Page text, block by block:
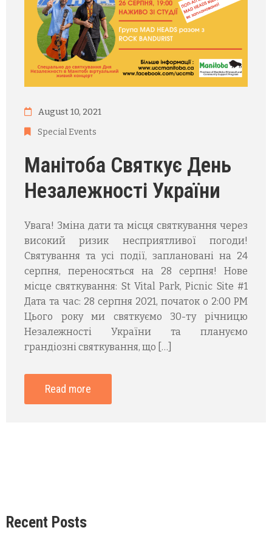
August 10, 2021
Special Events
Манітоба Святкує День
Незалежності України
Увага! Зміна дати та місця святкування через
високий ризик несприятливої погоди!
Святування та усі події, заплановані на 24
серпня, переносяться на 28 серпня! Нове
місце святкування: St Vital Park, Picnic Site #1
Дата та час: 28 серпня 2021, початок о 2:00 PM
Цього року ми святкуємо 30-ту річницю
Незалежності України та плануємо
грандіозні святкування, що […]
Read more
Recent Posts